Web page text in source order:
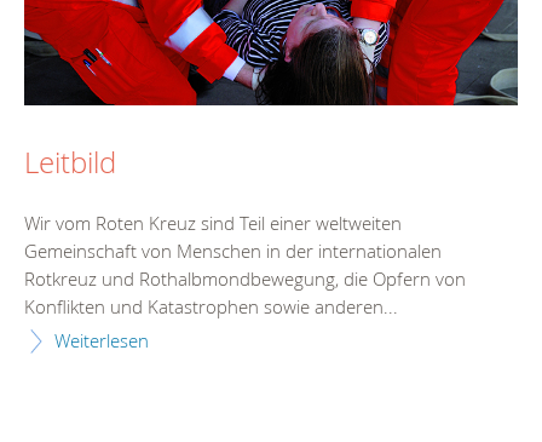
Leitbild
Wir vom Roten Kreuz sind Teil einer weltweiten
Gemeinschaft von Menschen in der internationalen
Rotkreuz und Rothalbmondbewegung, die Opfern von
Konflikten und Katastrophen sowie anderen...
Weiterlesen